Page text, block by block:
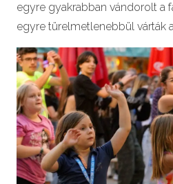
egyre gyakrabban vándorolt a
egyre türelmetlenebbül várták